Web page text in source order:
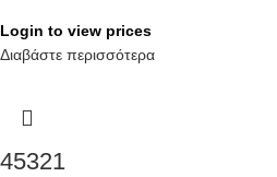
Login to view prices
Διαβάστε περισσότερα
45321